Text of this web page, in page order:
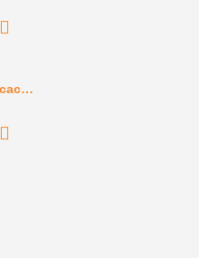
La muerte de vacaciones (1934)